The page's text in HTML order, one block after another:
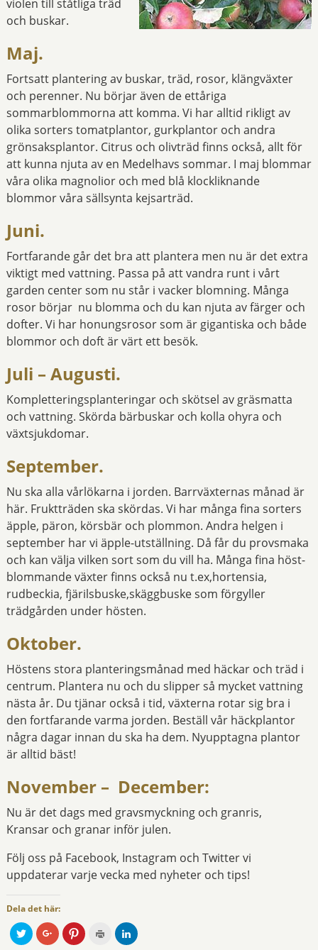
violen till ståtliga träd
och buskar.
Maj.
Fortsatt plantering av buskar, träd, rosor, klängväxter
och perenner. Nu börjar även de ettåriga
sommarblommorna att komma. Vi har alltid rikligt av
olika sorters tomatplantor, gurkplantor och andra
grönsaksplantor. Citrus och olivträd finns också, allt för
att kunna njuta av en Medelhavs sommar. I maj blommar
våra olika magnolior och med blå klockliknande
blommor våra sällsynta kejsarträd.
Juni.
Fortfarande går det bra att plantera men nu är det extra
viktigt med vattning. Passa på att vandra runt i vårt
garden center som nu står i vacker blomning. Många
rosor börjar nu blomma och du kan njuta av färger och
dofter. Vi har honungsrosor som är gigantiska och både
blommor och doft är värt ett besök.
Juli – Augusti.
Kompletteringsplanteringar och skötsel av gräsmatta
och vattning. Skörda bärbuskar och kolla ohyra och
växtsjukdomar.
September.
Nu ska alla vårlökarna i jorden. Barrväxternas månad är
här. Fruktträden ska skördas. Vi har många fina sorters
äpple, päron, körsbär och plommon. Andra helgen i
september har vi äpple-utställning. Då får du provsmaka
och kan välja vilken sort som du vill ha. Många fina höst-
blommande växter finns också nu t.ex,hortensia,
rudbeckia, fjärilsbuske,skäggbuske som förgyller
trädgården under hösten.
Oktober.
Höstens stora planteringsmånad med häckar och träd i
centrum. Plantera nu och du slipper så mycket vattning
nästa år. Du tjänar också i tid, växterna rotar sig bra i
den fortfarande varma jorden. Beställ vår häckplantor
några dagar innan du ska ha dem. Nyupptagna plantor
är alltid bäst!
November – December:
Nu är det dags med gravsmyckning och granris,
Kransar och granar inför julen.
Följ oss på Facebook, Instagram och Twitter vi
uppdaterar varje vecka med nyheter och tips!
Dela det här:
K
l
K
l
K
l
K
l